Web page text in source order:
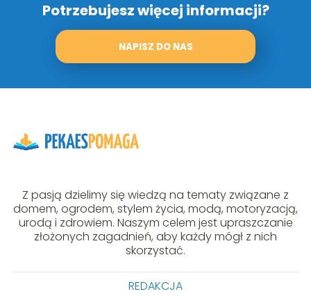
Potrzebujesz więcej informacji?
NAPISZ DO NAS
Z pasją dzielimy się wiedzą na tematy związane z
domem, ogrodem, stylem życia, modą, motoryzacją,
urodą i zdrowiem. Naszym celem jest upraszczanie
złożonych zagadnień, aby każdy mógł z nich
skorzystać.
REDAKCJA